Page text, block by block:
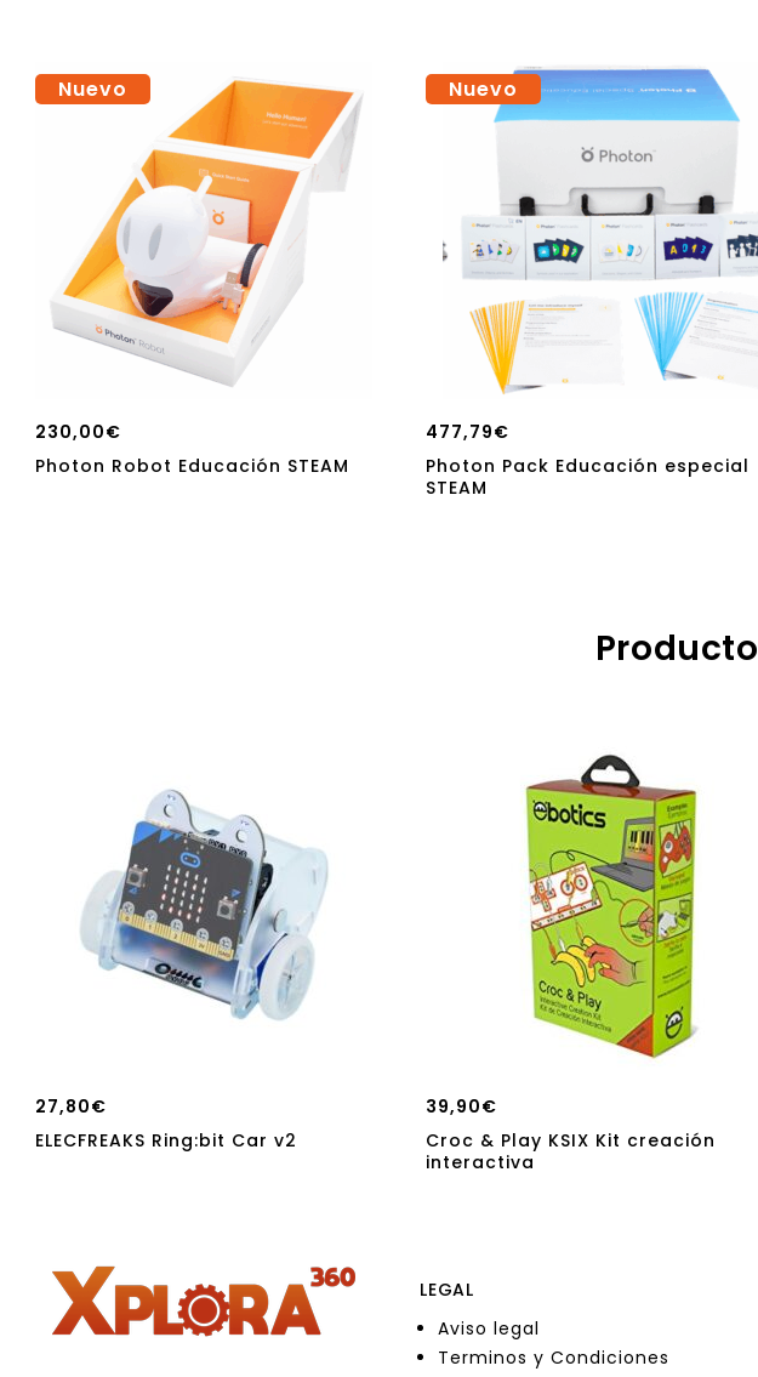
Nuevo
230,00€
Photon Robot Educación STEAM
Nuevo
477,79€
Photon Pack Educación especial
STEAM
27,80€
ELECFREAKS Ring:bit Car v2
39,90€
Croc & Play KSIX Kit creación
interactiva
LEGAL
Aviso legal
Terminos y Condiciones